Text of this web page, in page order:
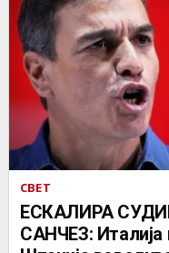
СВЕТ
ЕСКАЛИРА
САНЧЕЗ: Италија